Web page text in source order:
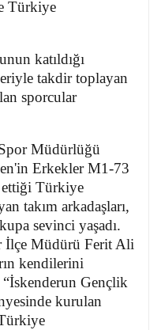
Türkiye
katıldığı
takdir toplayan
sporcular
Müdürlüğü
Erkekler M1-73
ettiği Türkiye
takım arkadaşları,
sevinci yaşadı.
İlçe Müdürü Ferit Ali
kendilerini
“İskenderun Gençlik
kurulan